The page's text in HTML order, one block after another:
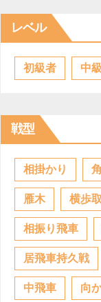
レベル
初級者 中
戦型
相掛かり
雁木 横歩
相振り飛車
居飛車持久戦
中飛車 向